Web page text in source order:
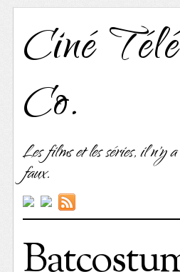
Ciné
Co.
Les films et les séries, il n'y
faux.